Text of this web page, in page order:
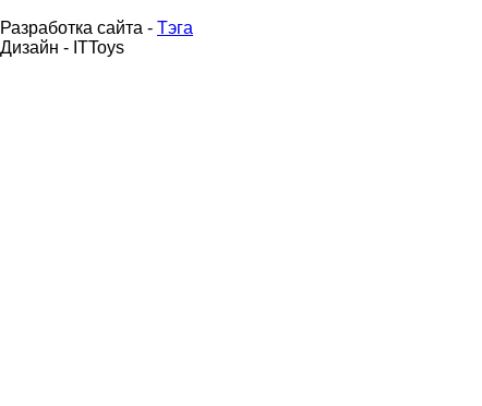
Разработка сайта - Тэга
Дизайн - ITToys